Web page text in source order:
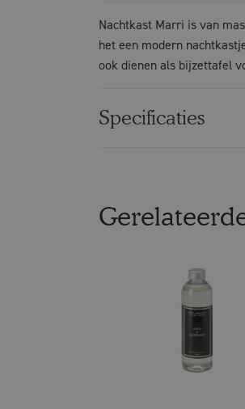
Nachtkast Marri is van
het een modern
ook dienen als bijzettafel
Specificaties